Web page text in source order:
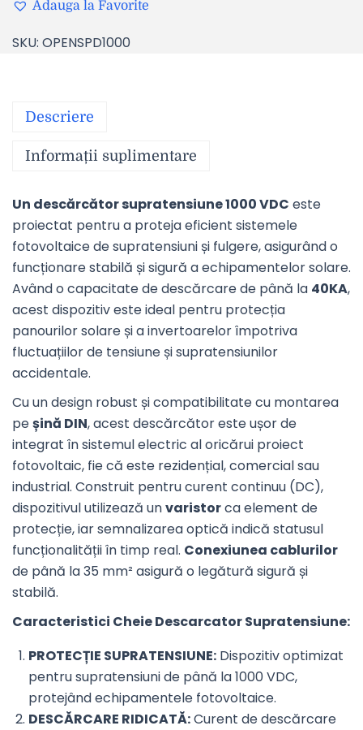
Adauga la Favorite
SKU: OPENSPD1000
Descriere
Informații suplimentare
Un descărcător supratensiune 1000 VDC este
proiectat pentru a proteja eficient sistemele
fotovoltaice de supratensiuni și fulgere, asigurând o
funcționare stabilă și sigură a echipamentelor solare.
Având o capacitate de descărcare de până la 40KA,
acest dispozitiv este ideal pentru protecția
panourilor solare și a invertoarelor împotriva
fluctuațiilor de tensiune și supratensiunilor
accidentale.
Cu un design robust și compatibilitate cu montarea
peșină DIN, acest descărcător este ușor de
integrat în sistemul electric al oricărui proiect
fotovoltaic, fie că este rezidențial, comercial sau
industrial. Construit pentru curent continuu (DC),
dispozitivul utilizează unvaristorca element de
protecție, iar semnalizarea optică indică statusul
funcționalității în timp real. Conexiunea cablurilor
de până la 35 mm² asigură o legătură sigură și
stabilă.
Caracteristici Cheie Descarcator Supratensiune:
PROTECȚIE SUPRATENSIUNE: Dispozitiv optimizat
pentru supratensiuni de până la 1000 VDC,
protejând echipamentele fotovoltaice.
DESCĂRCARE RIDICATĂ:Curent de descărcare